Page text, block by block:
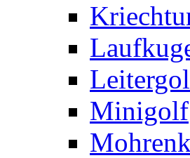
Minigolf